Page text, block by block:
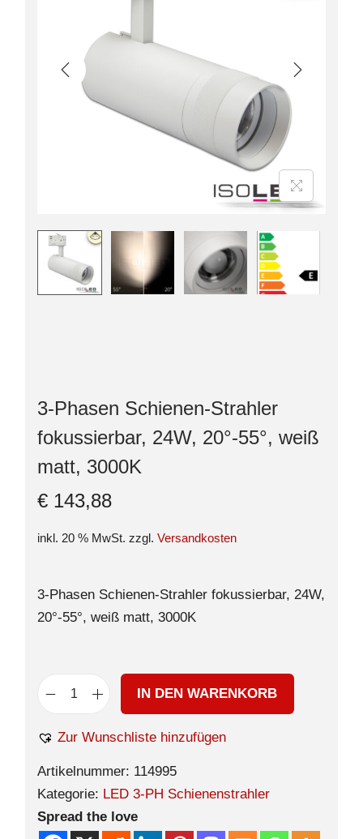
3-Phasen Schienen-Strahler
fokussierbar, 24W, 20°-55°, weiß
matt, 3000K
€ 143,88
inkl. 20 % MwSt. zzgl. Versandkosten
3-Phasen Schienen-Strahler fokussierbar, 24W,
20°-55°, weiß matt, 3000K
IN DEN WARENKORB
Zur Wunschliste hinzufügen
Artikelnummer: 114995
Kategorie: LED 3-PH Schienenstrahler
Spread the love